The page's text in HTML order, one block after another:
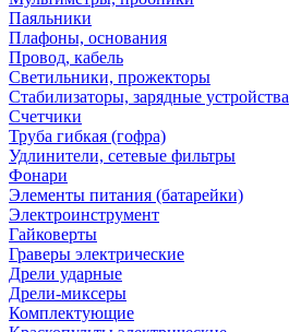
Паяльники
Плафоны, основания
Провод, кабель
Светильники, прожекторы
Стабилизаторы, зарядные устройства
Счетчики
Труба гибкая (гофра)
Удлинители, сетевые фильтры
Фонари
Элементы питания (батарейки)
Электроинструмент
Гайковерты
Граверы электрические
Дрели ударные
Дрели-миксеры
Комплектующие